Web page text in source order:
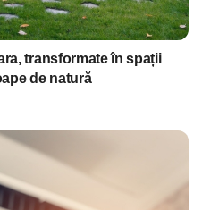
transformate în spații
de natură